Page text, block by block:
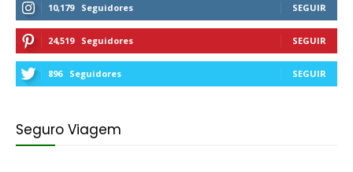
10,179 Seguidores SEGUIR
24,519 Seguidores SEGUIR
896 Seguidores SEGUIR
Seguro Viagem